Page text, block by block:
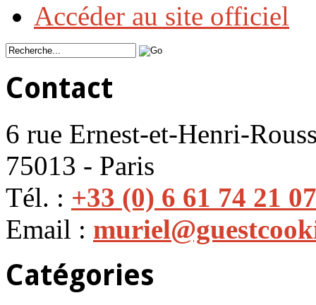
Accéder au site officiel
Contact
6 rue Ernest-et-Henri-
75013 - Paris
Tél. : +33 (0) 6 61 74 21 07
Email :
Catégories